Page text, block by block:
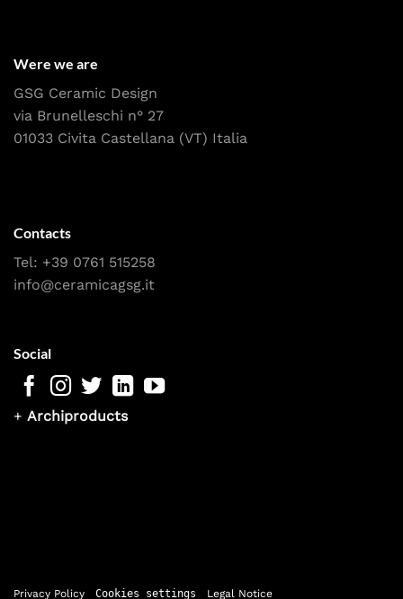
Were we are
GSG Ceramic Design
via Brunelleschi n° 27
01033 Civita Castellana (VT) Italia
Contacts
Tel: +39 0761 515258
info@ceramicagsg.it
Social
+ Archiproducts
Privacy Policy Cookies settings Legal Notice